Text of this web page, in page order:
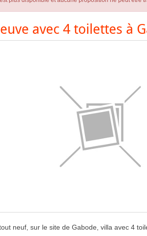
avec 4 toilettes à
neuf, sur le site de Gabode, villa avec 4